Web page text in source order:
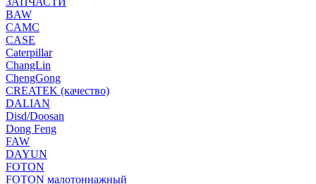
BAW
CAMC
CASE
Caterpillar
ChangLin
ChengGong
CREATEK (качество)
DALIAN
Disd/Doosan
Dong Feng
FAW
DAYUN
FOTON
FOTON малотоннажный